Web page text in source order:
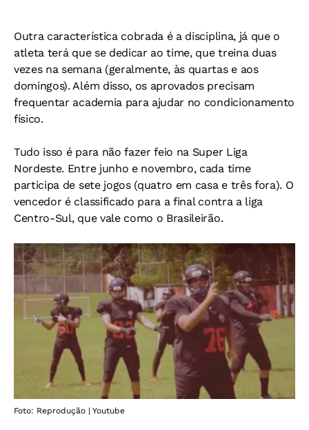
Outra característica cobrada é a disciplina, já que o
atleta terá que se dedicar ao time, que treina duas
vezes na semana (geralmente, às quartas e aos
domingos). Além disso, os aprovados precisam
frequentar academia para ajudar no condicionamento
físico.
Tudo isso é para não fazer feio na Super Liga
Nordeste. Entre junho e novembro, cada time
participa de sete jogos (quatro em casa e três fora). O
vencedor é classificado para a final contra a liga
Centro-Sul, que vale como o Brasileirão.
Foto: Reprodução | Youtube